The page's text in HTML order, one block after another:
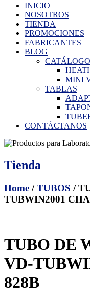
INICIO
NOSOTROS
TIENDA
PROMOCIONES
FABRICANTES
BLOG
MINI
TABLAS
CONTÁCTANOS
Tienda
Home /TUBOS /
TUBWIN2001
TUBO DE
VD-
828B